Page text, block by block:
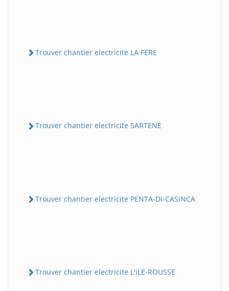
Trouver chantier electricite LA FERE
Trouver chantier electricite SARTENE
Trouver chantier electricite PENTA-Di-CASiNCA
Trouver chantier electricite L'iLE-ROUSSE